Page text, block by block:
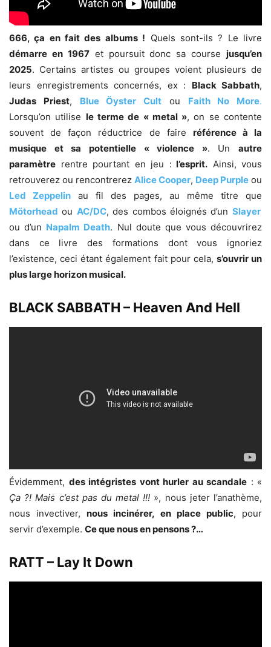
666, ça en fait des albums ! Quels sont-ils ? Le livre
démarre en 1967et poursuit donc sa course jusqu’en
2025. Certains artistes ou groupes voient plusieurs de
leurs enregistrements concernés, ex : Black Sabbath,
Judas Priest, Blue Öyster Cult ou Faith No More.
Lorsqu’on utilise le terme de « metal », on se contente
souvent de façon réductrice de faire référence à la
musique et sa potentielle « violence ». Un autre
paramètre rentre pourtant en jeu : l’esprit. Ainsi, vous
retrouverez ou rencontrerez Alice Cooper, Deep Purple ou
Led Zeppelin au fil des pages, au même titre que
Mötorhead ou AC/DC, des combos éloignés d’un Slayer
ou d’un Napalm Death. Nul doute que vous découvrirez
dans ce livre des formations dont vous ignoriez
l’existence, ceci étant également fait pour cela, s’ouvrir un
plus large horizon musical.
BLACK SABBATH – Heaven And Hell
Évidemment, des intégristes vont hurler au scandale : «
Ça ?! Mais c’est pas du metal !!! », nous jeter l’anathème,
nous invectiver,nous incinérer, en place public, pour
servir d’exemple. Ce que nous en pensons ?…
RATT – Lay It Down